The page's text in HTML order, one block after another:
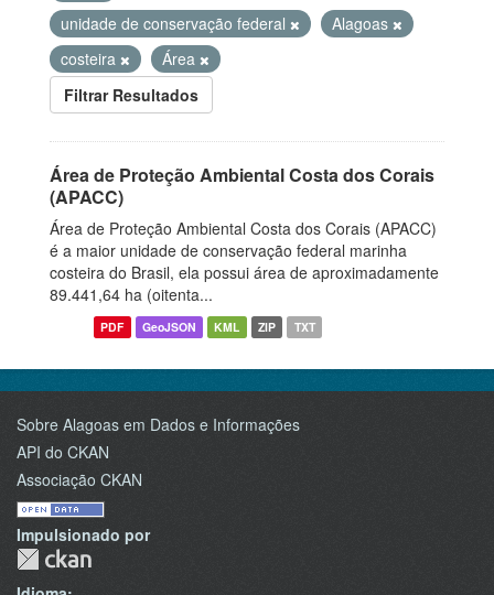
unidade de conservação federal
Alagoas
costeira
Área
Filtrar Resultados
Área de Proteção Ambiental Costa dos Corais
(APACC)
Área de Proteção Ambiental Costa dos Corais (APACC)
é a maior unidade de conservação federal marinha
costeira do Brasil, ela possui área de aproximadamente
89.441,64 ha (oitenta...
PDF GeoJSON KML ZIP TXT
Sobre Alagoas em Dados e Informações
API do CKAN
Associação CKAN
Impulsionado por